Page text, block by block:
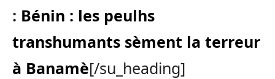
: Bénin : les peulhs
transhumants sèment la terreur
à Banamè[/su_heading]